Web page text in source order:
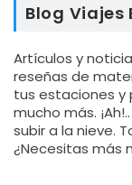
Blog Viajes
Artículos y
reseñas de
tus estaciones y
mucho más.
subir a la nieve.
¿Necesitas más